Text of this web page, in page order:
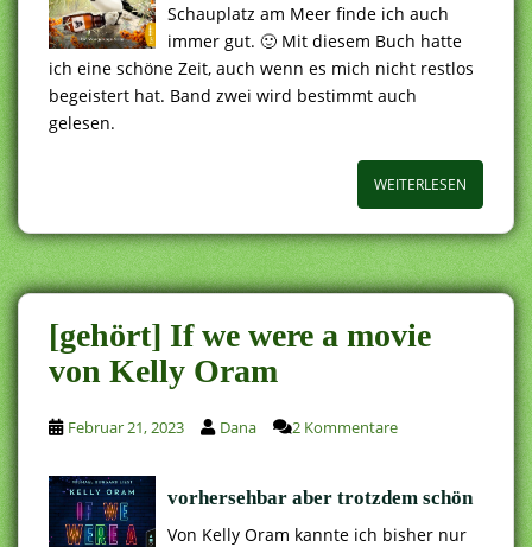
Schauplatz am Meer finde ich auch
immer gut. 🙂 Mit diesem Buch hatte
ich eine schöne Zeit, auch wenn es mich nicht restlos
begeistert hat. Band zwei wird bestimmt auch
gelesen.
WEITERLESEN
[gehört] If we were a movie
von Kelly Oram
Februar 21, 2023 Dana 2 Kommentare
vorhersehbar aber trotzdem schön
Von Kelly Oram kannte ich bisher nur